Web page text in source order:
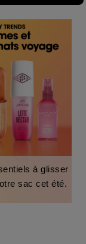
à glisser
sac cet été.